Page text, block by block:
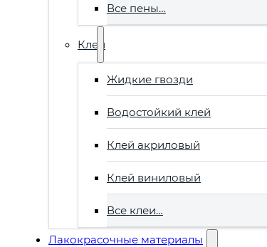
Все пены…
Клеи
Жидкие гвозди
Водостойкий клей
Клей акриловый
Клей виниловый
Все клеи…
Лакокрасочные материалы